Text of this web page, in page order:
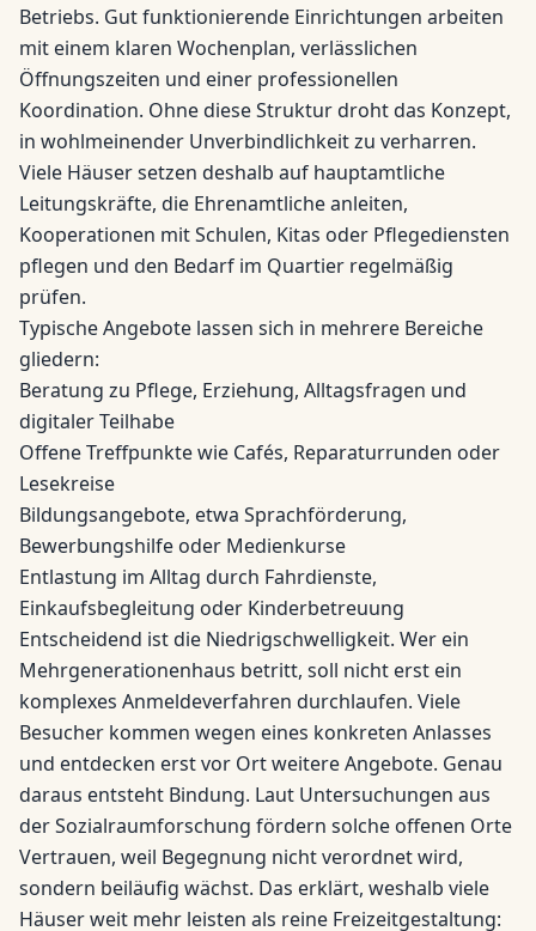
Betriebs. Gut funktionierende Einrichtungen arbeiten
mit einem klaren Wochenplan, verlässlichen
Öffnungszeiten und einer professionellen
Koordination. Ohne diese Struktur droht das Konzept,
in wohlmeinender Unverbindlichkeit zu verharren.
Viele Häuser setzen deshalb auf hauptamtliche
Leitungskräfte, die Ehrenamtliche anleiten,
Kooperationen mit Schulen, Kitas oder Pflegediensten
pflegen und den Bedarf im Quartier regelmäßig
prüfen.
Typische Angebote lassen sich in mehrere Bereiche
gliedern:
Beratung zu Pflege, Erziehung, Alltagsfragen und
digitaler Teilhabe
Offene Treffpunkte wie Cafés, Reparaturrunden oder
Lesekreise
Bildungsangebote, etwa Sprachförderung,
Bewerbungshilfe oder Medienkurse
Entlastung im Alltag durch Fahrdienste,
Einkaufsbegleitung oder Kinderbetreuung
Entscheidend ist die Niedrigschwelligkeit. Wer ein
Mehrgenerationenhaus betritt, soll nicht erst ein
komplexes Anmeldeverfahren durchlaufen. Viele
Besucher kommen wegen eines konkreten Anlasses
und entdecken erst vor Ort weitere Angebote. Genau
daraus entsteht Bindung. Laut Untersuchungen aus
der Sozialraumforschung fördern solche offenen Orte
Vertrauen, weil Begegnung nicht verordnet wird,
sondern beiläufig wächst. Das erklärt, weshalb viele
Häuser weit mehr leisten als reine Freizeitgestaltung: